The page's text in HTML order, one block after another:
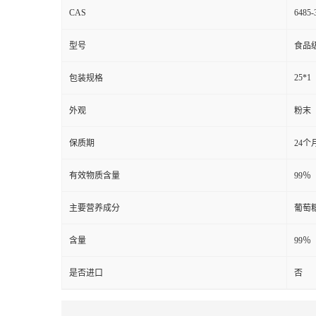
CAS 6485-
型号 食品
包装规格 25*1
外观 粉末
保质期 24个
有效物质含量 99％
主要营养成分 葡萄
含量 99％
是否进口 否